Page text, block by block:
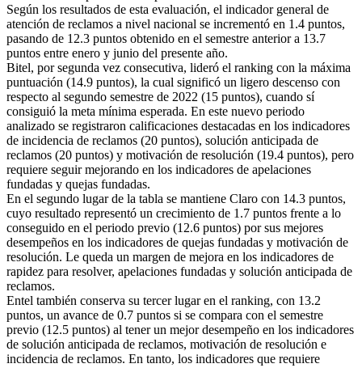
Según los resultados de esta evaluación, el indicador general de
atención de reclamos a nivel nacional se incrementó en 1.4 puntos,
pasando de 12.3 puntos obtenido en el semestre anterior a 13.7
puntos entre enero y junio del presente año.
Bitel, por segunda vez consecutiva, lideró el ranking con la máxima
puntuación (14.9 puntos), la cual significó un ligero descenso con
respecto al segundo semestre de 2022 (15 puntos), cuando sí
consiguió la meta mínima esperada. En este nuevo periodo
analizado se registraron calificaciones destacadas en los indicadores
de incidencia de reclamos (20 puntos), solución anticipada de
reclamos (20 puntos) y motivación de resolución (19.4 puntos), pero
requiere seguir mejorando en los indicadores de apelaciones
fundadas y quejas fundadas.
En el segundo lugar de la tabla se mantiene Claro con 14.3 puntos,
cuyo resultado representó un crecimiento de 1.7 puntos frente a lo
conseguido en el periodo previo (12.6 puntos) por sus mejores
desempeños en los indicadores de quejas fundadas y motivación de
resolución. Le queda un margen de mejora en los indicadores de
rapidez para resolver, apelaciones fundadas y solución anticipada de
reclamos.
Entel también conserva su tercer lugar en el ranking, con 13.2
puntos, un avance de 0.7 puntos si se compara con el semestre
previo (12.5 puntos) al tener un mejor desempeño en los indicadores
de solución anticipada de reclamos, motivación de resolución e
incidencia de reclamos. En tanto, los indicadores que requiere